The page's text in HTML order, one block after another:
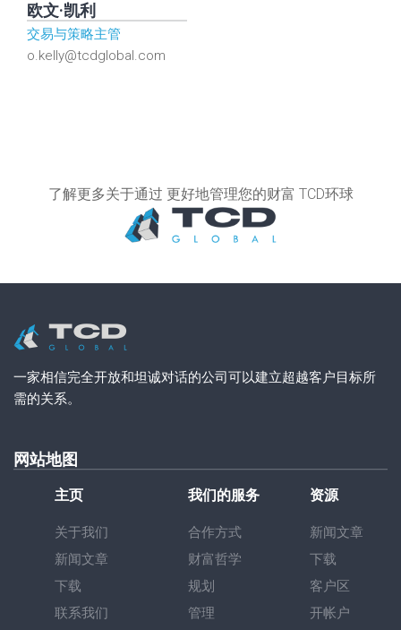
欧文·凯利
交易与策略主管
o.kelly@tcdglobal.com
了解更多关于通过 更好地管理您的财富 TCD环球
一家相信完全开放和坦诚对话的公司可以建立超越客户目标所
需的关系。
网站地图
主页
关于我们
新闻文章
下载
联系我们
我们的服务
合作方式
财富哲学
规划
管理
资源
新闻文章
下载
客户区
开帐户